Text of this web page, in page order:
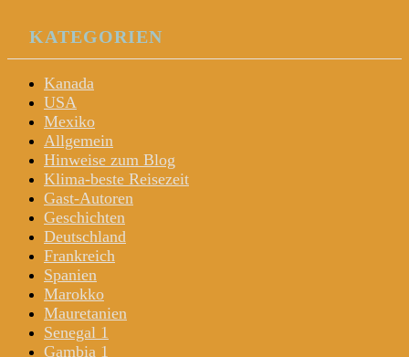
KATEGORIEN
Kanada
USA
Mexiko
Allgemein
Hinweise zum Blog
Klima-beste Reisezeit
Gast-Autoren
Geschichten
Deutschland
Frankreich
Spanien
Marokko
Mauretanien
Senegal 1
Gambia 1